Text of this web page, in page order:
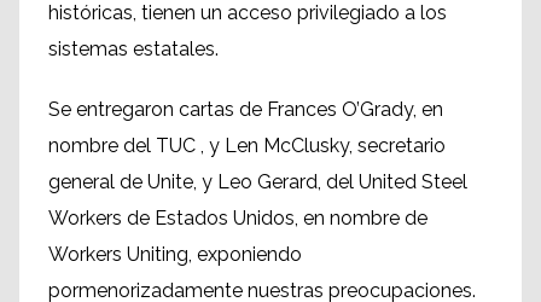
históricas, tienen un acceso privilegiado a los
sistemas estatales.
Se entregaron cartas de Frances O’Grady, en
nombre del TUC , y Len McClusky, secretario
general de Unite, y Leo Gerard, del United Steel
Workers de Estados Unidos, en nombre de
Workers Uniting, exponiendo
pormenorizadamente nuestras preocupaciones.